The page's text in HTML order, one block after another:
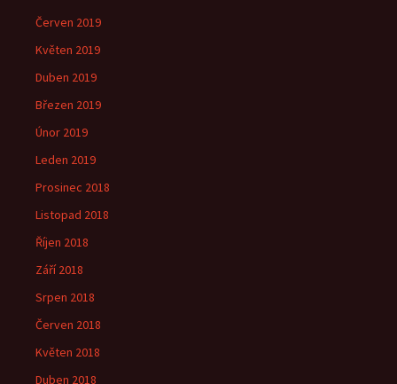
Červen 2019
Květen 2019
Duben 2019
Březen 2019
Únor 2019
Leden 2019
Prosinec 2018
Listopad 2018
Říjen 2018
Září 2018
Srpen 2018
Červen 2018
Květen 2018
Duben 2018